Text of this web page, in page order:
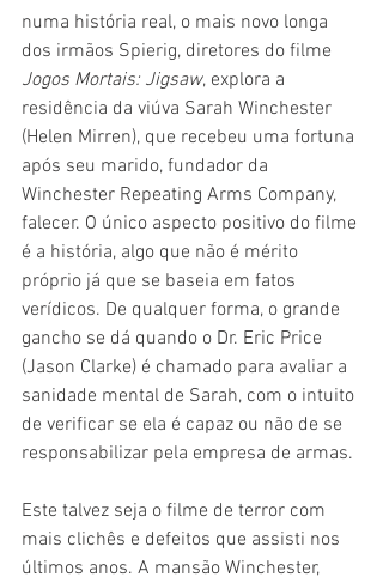
numa história real, o mais novo longa
dos irmãos Spierig, diretores do filme
Jogos Mortais: Jigsaw, explora a
residência da viúva Sarah Winchester
(Helen Mirren), que recebeu uma fortuna
após seu marido, fundador da
Winchester Repeating Arms Company,
falecer. O único aspecto positivo do filme
é a história, algo que não é mérito
próprio já que se baseia em fatos
verídicos. De qualquer forma, o grande
gancho se dá quando o Dr. Eric Price
(Jason Clarke) é chamado para avaliar a
sanidade mental de Sarah, com o intuito
de verificar se ela é capaz ou não de se
responsabilizar pela empresa de armas.
Este talvez seja o filme de terror com
mais clichês e defeitos que assisti nos
últimos anos. A mansão Winchester,